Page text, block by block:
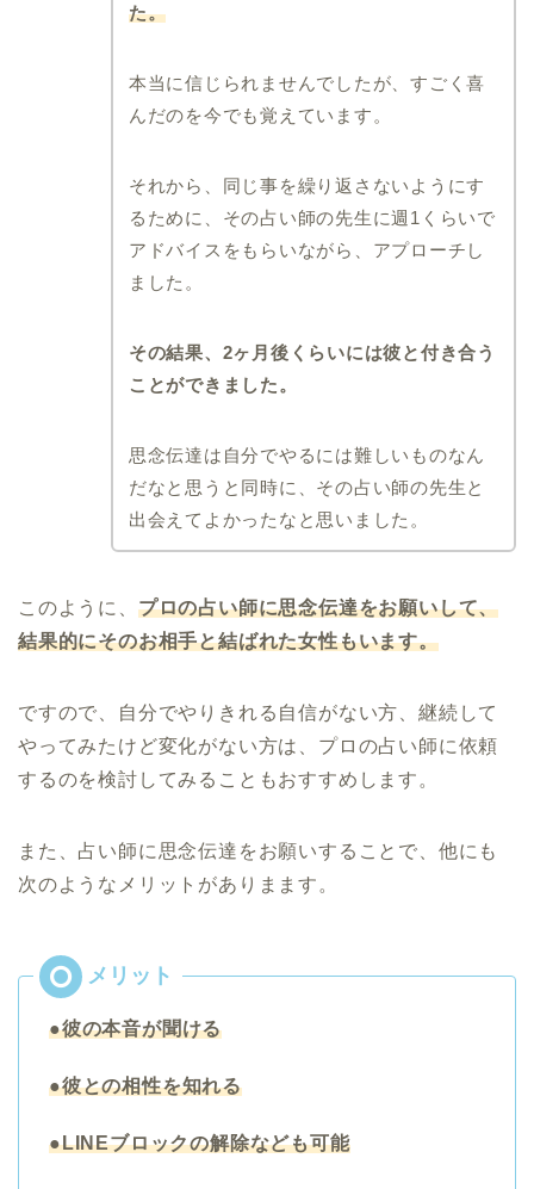
た。
本当に信じられませんでしたが、すごく喜
んだのを今でも覚えています。
それから、同じ事を繰り返さないようにす
るために、その占い師の先生に週1くらいで
アドバイスをもらいながら、アプローチし
ました。
その結果、2ヶ月後くらいには彼と付き合う
ことができました。
思念伝達は自分でやるには難しいものなん
だなと思うと同時に、その占い師の先生と
出会えてよかったなと思いました。
このように、 プロの占い師に思念伝達をお願いして、
結果的にそのお相手と結ばれた女性もいます。
ですので、自分でやりきれる自信がない方、継続して
やってみたけど変化がない方は、プロの占い師に依頼
するのを検討してみることもおすすめします。
また、占い師に思念伝達をお願いすることで、他にも
次のようなメリットがありまます。
●彼の本音が聞ける
●彼との相性を知れる
●LINEブロックの解除なども可能